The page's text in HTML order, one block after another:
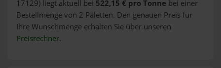
17129) liegt aktuell bei 522,15 € pro Tonne bei einer
Bestellmenge von 2 Paletten. Den genauen Preis für
Ihre Wunschmenge erhalten Sie über unseren
Preisrechner.